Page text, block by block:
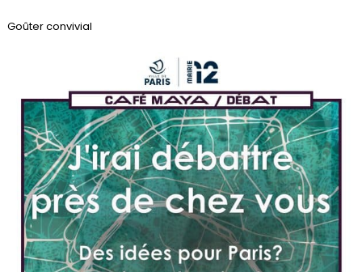
Goûter convivial